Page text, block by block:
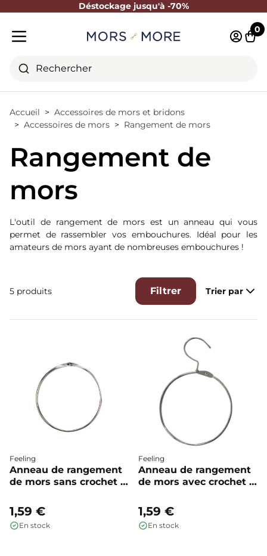
Déstockage jusqu'à -70%
Fermer
Rechercher
0
Accueil
Accessoires de mors et bridons
Accessoires de mors
Rangement de mors
Rangement de
mors
L'outil de rangement de mors est un anneau qui vous
permet de rassembler vos embouchures. Idéal pour les
amateurs de mors ayant de nombreuses embouchures !
5 produits Filtrer Trier par
Feeling
Anneau de rangement
de mors sans crochet -
1,59 €
En stock
Feeling
Anneau de rangement
de mors avec crochet -
1,59 €
En stock